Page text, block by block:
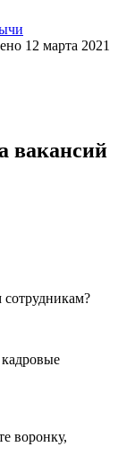
12 марта 2021
вакансий
воронку,